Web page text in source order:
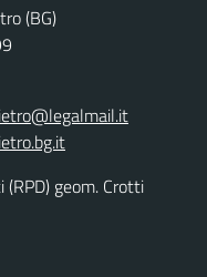
(BG)
geom. Crotti